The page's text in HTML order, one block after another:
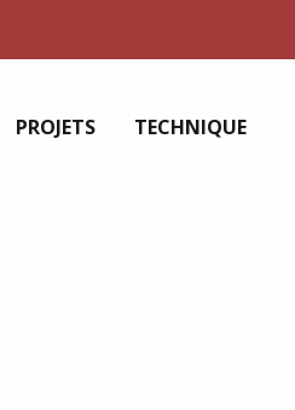
PROJETS TECHNIQUE